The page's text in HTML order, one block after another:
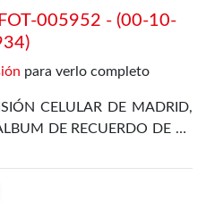
005952 - (00-10-
para verlo completo
CELULAR DE MADRID,
DE RECUERDO DE LA
DE 1934